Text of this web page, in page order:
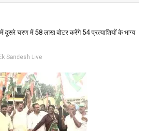
दूसरे चरण में 58 लाख वोटर करेंगे 54 प्रत्याशियों के भाग्य
Ek Sandesh Live